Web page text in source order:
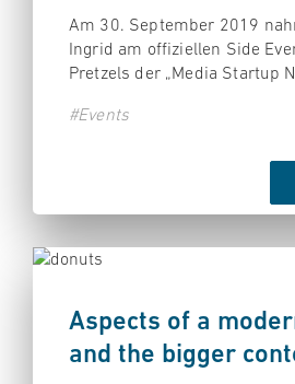
Am 30. September 2019
Ingrid am offiziellen Side
Pretzels der „Media Startup
#Events
Aspects of a
and the bigger